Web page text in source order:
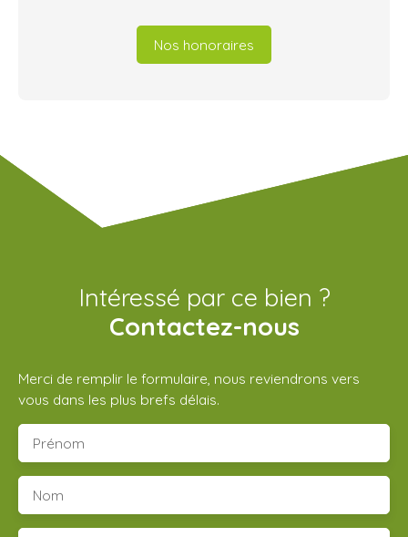
Nos honoraires
Intéressé par ce bien ?
Contactez-nous
Merci de remplir le formulaire, nous reviendrons vers
vous dans les plus brefs délais.
Prénom
Nom